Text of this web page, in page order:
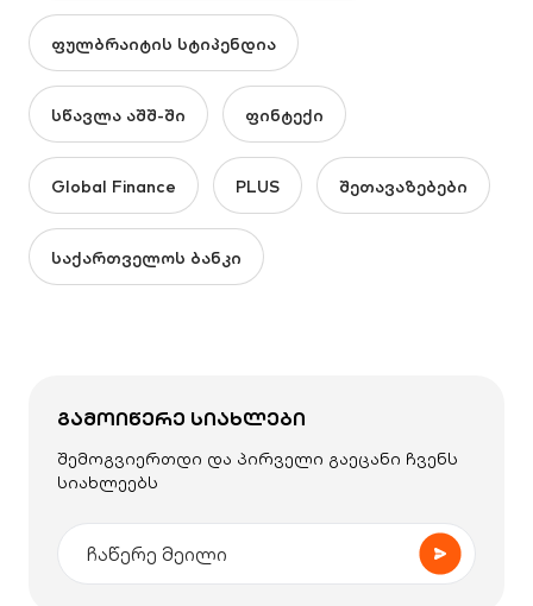
ფულბრაიტის სტიპენდია
სწავლა აშშ-ში ფინტექი
Global Finance PLUS შეთავაზებები
საქართველოს ბანკი
ᲒᲐᲛᲝᲘᲬᲔᲠᲔ ᲡᲘᲐᲮᲚᲔᲑᲘ
შემოგვიერთდი და პირველი გაეცანი ჩვენს
სიახლეებს